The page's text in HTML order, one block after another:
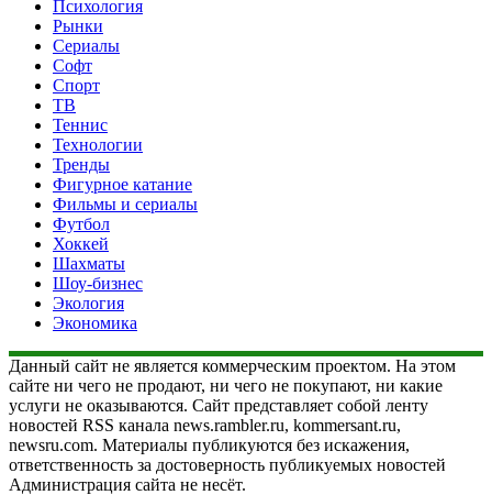
Психология
Рынки
Сериалы
Софт
Спорт
ТВ
Теннис
Технологии
Тренды
Фигурное катание
Фильмы и сериалы
Футбол
Хоккей
Шахматы
Шоу-бизнес
Экология
Экономика
Данный сайт не является коммерческим проектом. На этом
сайте ни чего не продают, ни чего не покупают, ни какие
услуги не оказываются. Сайт представляет собой ленту
новостей RSS канала news.rambler.ru, kommersant.ru,
newsru.com. Материалы публикуются без искажения,
ответственность за достоверность публикуемых новостей
Администрация сайта не несёт.